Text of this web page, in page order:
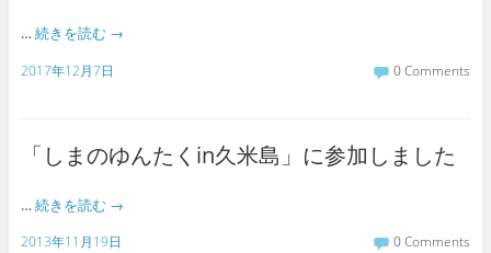
… 続きを読む →
2017年12月7日 0 Comments
「しまのゆんたくin久米島」に参加しました
… 続きを読む →
2013年11月19日 0 Comments